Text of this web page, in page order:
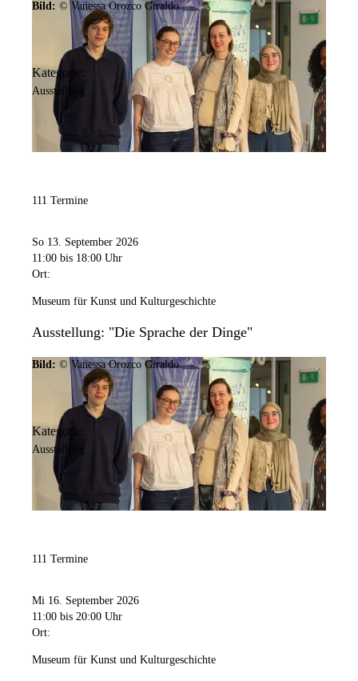
Geschlossen: Neujahr, Heiligabend, 1. Weihnachtstag, Silvester
Bild: © Vanessa Orozco Giraldo
Kategorie:
Ausstellung
111 Termine
So 13. September 2026
11:00 bis 18:00 Uhr
Ort:
Museum für Kunst und Kulturgeschichte
Ausstellung: "Die Sprache der Dinge"
Bild: © Vanessa Orozco Giraldo
Kategorie:
Ausstellung
111 Termine
Mi 16. September 2026
11:00 bis 20:00 Uhr
Ort:
Museum für Kunst und Kulturgeschichte